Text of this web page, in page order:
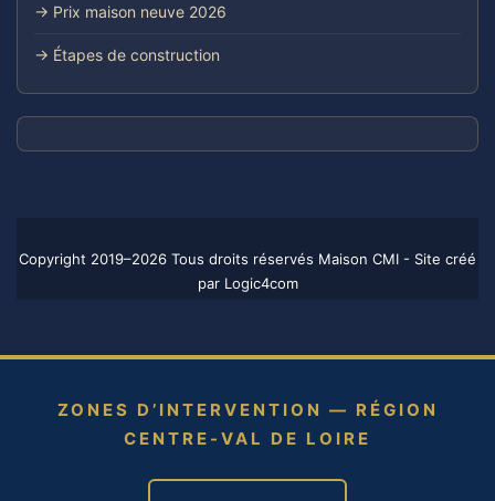
→ Prix maison neuve 2026
→ Étapes de construction
Copyright 2019–2026 Tous droits réservés Maison CMI - Site créé
par Logic4com
ZONES D’INTERVENTION — RÉGION
CENTRE-VAL DE LOIRE